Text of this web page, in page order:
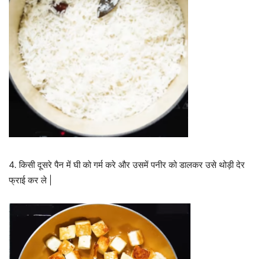
4. किसी दूसरे पैन में घी को गर्म करे और उसमें पनीर को डालकर उसे थोड़ी देर
फ्राई कर ले |